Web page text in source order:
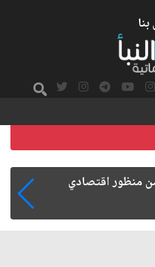
كيف اتسعت الزيارة من هويتها